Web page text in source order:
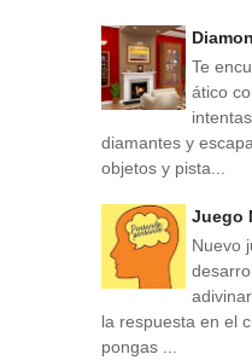
Te
ático
diamantes y
objetos y pista...
Juego
Nuevo
la respuesta en el
pongas ...